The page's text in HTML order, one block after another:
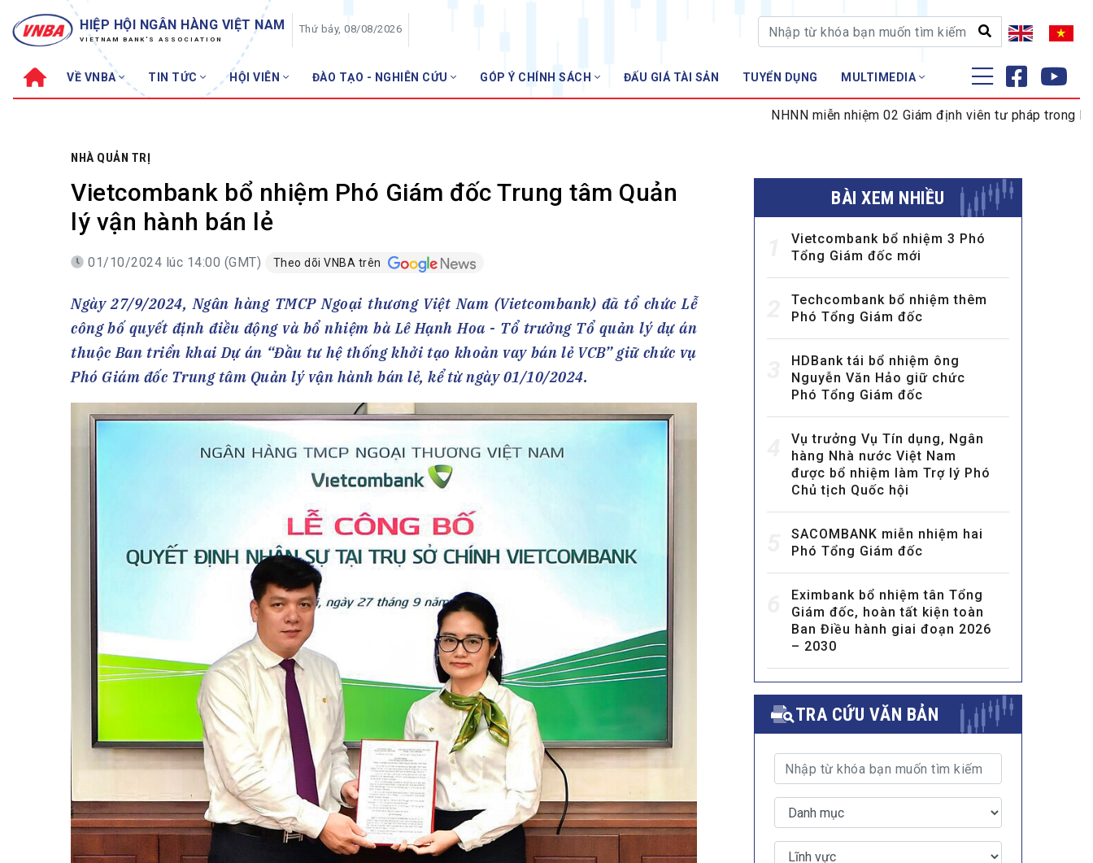
HIỆP HỘI NGÂN HÀNG VIỆT NAM
VIETNAM BANK'S ASSOCIATION
Thứ bảy, 08/08/2026
VỀ VNBA TIN TỨC HỘI VIÊN ĐÀO TẠO - NGHIÊN CỨU GÓP Ý CHÍNH SÁCH ĐẤU GIÁ TÀI SẢN TUYỂN DỤNG MULTIMEDIA
Sơ đồ tổ chức
Hội đồng Hiệp hội
Thường trực Hiệp hội
Cơ quan Thường trực
VNBA các thời kỳ
Thành tích – Giải thưởng
Bộ Chuẩn mực Đạo đức nghề nghiệp
30 năm VNBA
Tin ngành ngân hàng
Đào tạo
Fintech
Tài chính Tiêu dùng
Thanh toán –Thẻ
Cơ hội việc làm
ĐÀO TẠO - NGHIÊN CỨU
ĐẤU GIÁ TÀI SẢN
Video
E-magazines
Photos
NHNN miễn nhiệm 02 Giám định viên tư pháp trong lĩnh vực tiền
NHÀ QUẢN TRỊ
Vietcombank bổ nhiệm Phó Giám đốc Trung tâm Quản
lý vận hành bán lẻ
01/10/2024 lúc 14:00 (GMT) Theo dõi VNBA trên
Ngày 27/9/2024, Ngân hàng TMCP Ngoại thương Việt Nam (Vietcombank) đã tổ chức Lễ
công bố quyết định điều động và bổ nhiệm bà Lê Hạnh Hoa - Tổ trưởng Tổ quản lý dự án
thuộc Ban triển khai Dự án “Đầu tư hệ thống khởi tạo khoản vay bán lẻ VCB” giữ chức vụ
Phó Giám đốc Trung tâm Quản lý vận hành bán lẻ, kể từ ngày 01/10/2024.
BÀI XEM NHIỀU
Vietcombank bổ nhiệm 3 Phó
Tổng Giám đốc mới
Techcombank bổ nhiệm thêm
Phó Tổng Giám đốc
HDBank tái bổ nhiệm ông
Nguyễn Văn Hảo giữ chức
Phó Tổng Giám đốc
Vụ trưởng Vụ Tín dụng, Ngân
hàng Nhà nước Việt Nam
được bổ nhiệm làm Trợ lý Phó
Chủ tịch Quốc hội
SACOMBANK miễn nhiệm hai
Phó Tổng Giám đốc
Eximbank bổ nhiệm tân Tổng
Giám đốc, hoàn tất kiện toàn
Ban Điều hành giai đoạn 2026
– 2030
TRA CỨU VĂN BẢN